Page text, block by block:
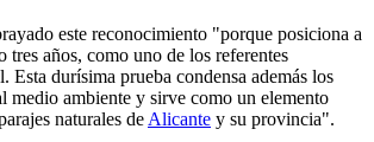
este reconocimiento "porque posiciona a
tres años, como uno de los referentes
Esta durísima prueba condensa además los
medio ambiente y sirve como un elemento
naturales de Alicante y su provincia".